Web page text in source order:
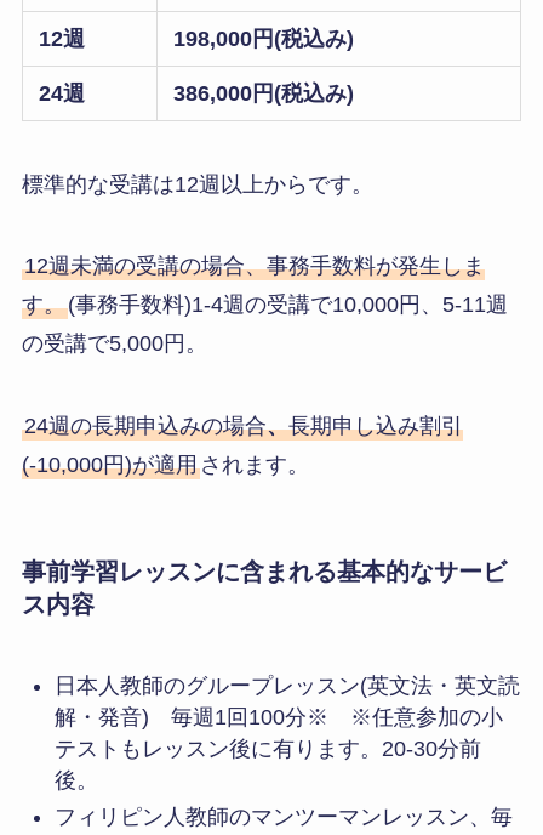
12週 198,000円(税込み)
24週 386,000円(税込み)
標準的な受講は12週以上からです。
12週未満の受講の場合、事務手数料が発生しま
す。(事務手数料)1-4週の受講で10,000円、5-11週
の受講で5,000円。
24週の長期申込みの場合、長期申し込み割引
(-10,000円)が適用されます。
事前学習レッスンに含まれる基本的なサービ
ス内容
日本人教師のグループレッスン(英文法・英文読
解・発音) 毎週1回100分※ ※任意参加の小
テストもレッスン後に有ります。20-30分前
後。
フィリピン人教師のマンツーマンレッスン、毎